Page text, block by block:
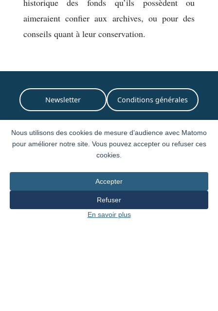
historique des fonds qu’ils possèdent ou
aimeraient confier aux archives, ou pour des
conseils quant à leur conservation.
Nous utilisons des cookies de mesure d’audience avec Matomo
pour améliorer notre site. Vous pouvez accepter ou refuser ces
cookies.
Accepter
Refuser
En savoir plus
Newsletter Conditions générales
CONTACT
Rue de l'Hôtel-de-Ville 1
Case postale 3964
1211 Genève 3